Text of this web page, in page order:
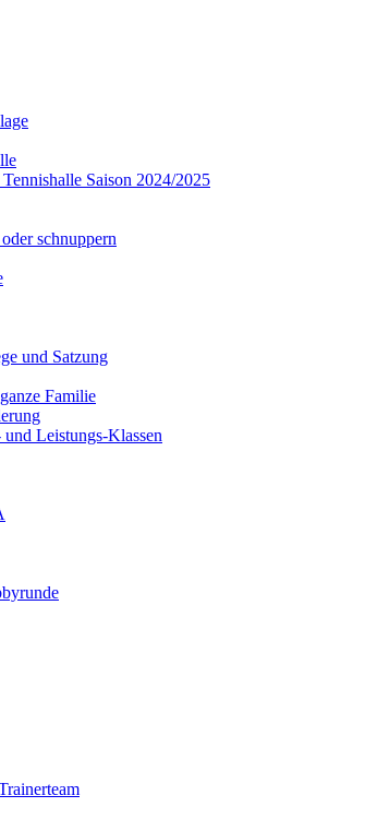
Saison 2024/2025
schnuppern
und Satzung
Familie
Leistungs-Klassen